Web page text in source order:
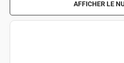
AFFICHER LE